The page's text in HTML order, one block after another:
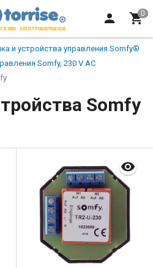
и устройства управления Somfy®
Somfy, 230 V AC
Somfy